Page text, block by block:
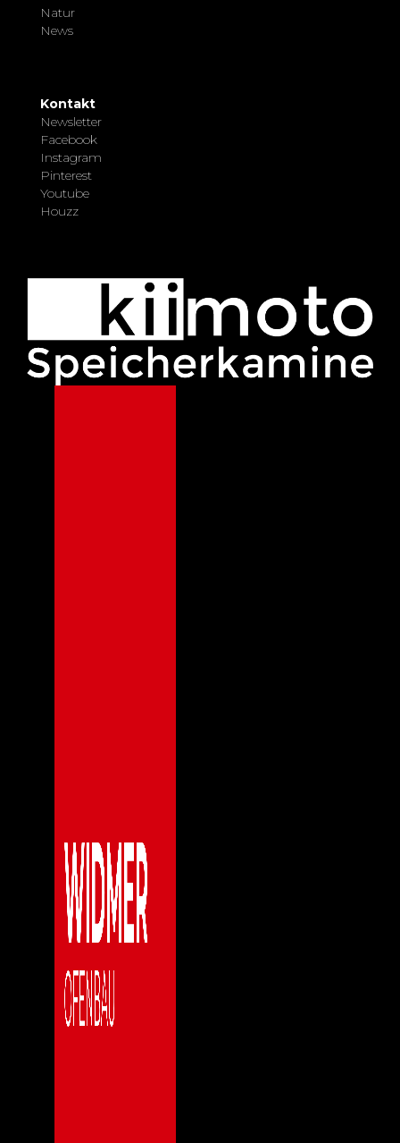
Natur
News
Kontakt
Newsletter
Facebook
Instagram
Pinterest
Youtube
Houzz